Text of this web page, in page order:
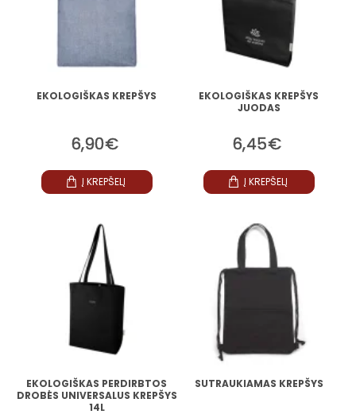
EKOLOGIŠKAS KREPŠYS
6,90€
Į KREPŠELĮ
EKOLOGIŠKAS KREPŠYS
JUODAS
6,45€
Į KREPŠELĮ
EKOLOGIŠKAS PERDIRBTOS
DROBĖS UNIVERSALUS KREPŠYS
14L
SUTRAUKIAMAS KREPŠYS